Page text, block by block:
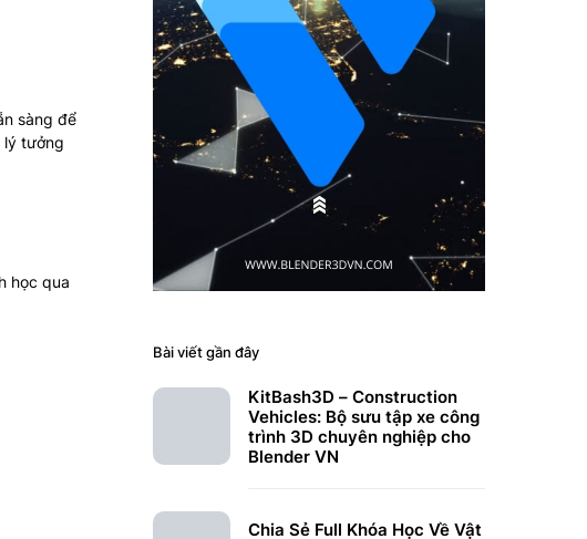
sàng để
lý tưởng
học qua
Bài viết gần đây
KitBash3D – Construction
Vehicles: Bộ sưu tập xe công
trình 3D chuyên nghiệp cho
Blender VN
Chia Sẻ Full Khóa Học Về Vật